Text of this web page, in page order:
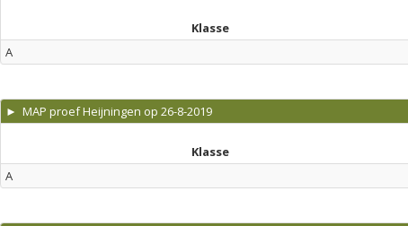
Klasse
A
► MAP proef Heijningen op 26-8-2019
Klasse
A